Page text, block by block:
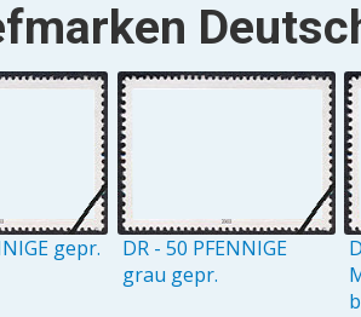
gepr.
DR - 50 PFENNIGE
grau gepr.